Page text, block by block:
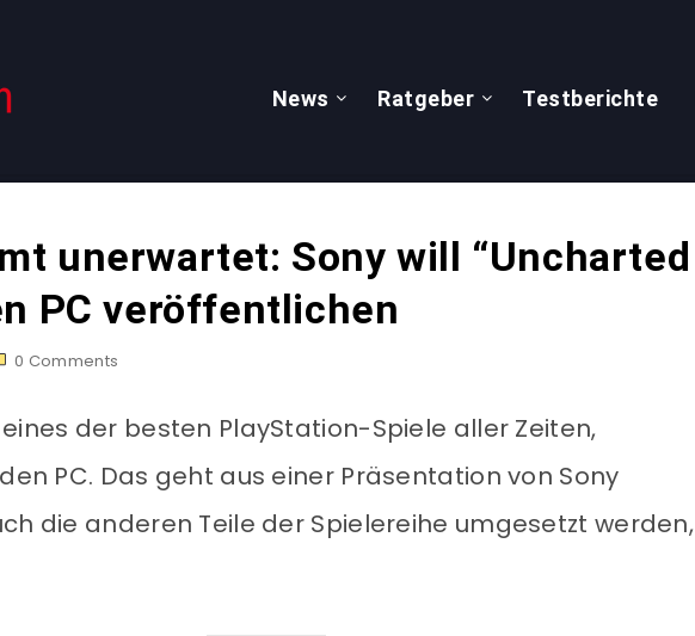
News Ratgeber Testberichte
unerwartet: Sony will “Uncharted
PC veröffentlichen
0 Comments
der besten PlayStation-Spiele aller Zeiten,
PC. Das geht aus einer Präsentation von Sony
die anderen Teile der Spielereihe umgesetzt werden,